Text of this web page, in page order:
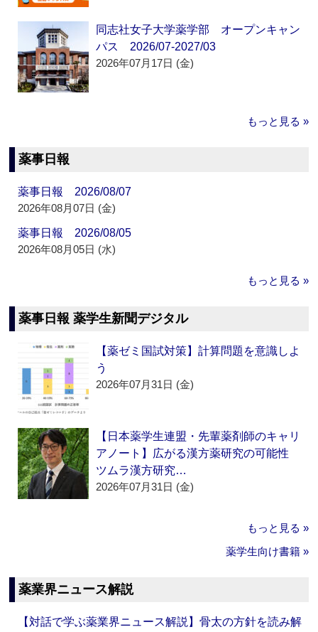
同志社女子大学薬学部 オープンキャン
パス 2026/07-2027/03
2026年07月17日 (金)
もっと見る »
薬事日報
薬事日報 2026/08/07
2026年08月07日 (金)
薬事日報 2026/08/05
2026年08月05日 (水)
もっと見る »
薬事日報 薬学生新聞デジタル
【薬ゼミ国試対策】計算問題を意識しよ
う
2026年07月31日 (金)
【日本薬学生連盟・先輩薬剤師のキャリ
アノート】広がる漢方薬研究の可能性
ツムラ漢方研究…
2026年07月31日 (金)
もっと見る »
薬学生向け書籍 »
薬業界ニュース解説
【対話で学ぶ薬業界ニュース解説】骨太の方針を読み解